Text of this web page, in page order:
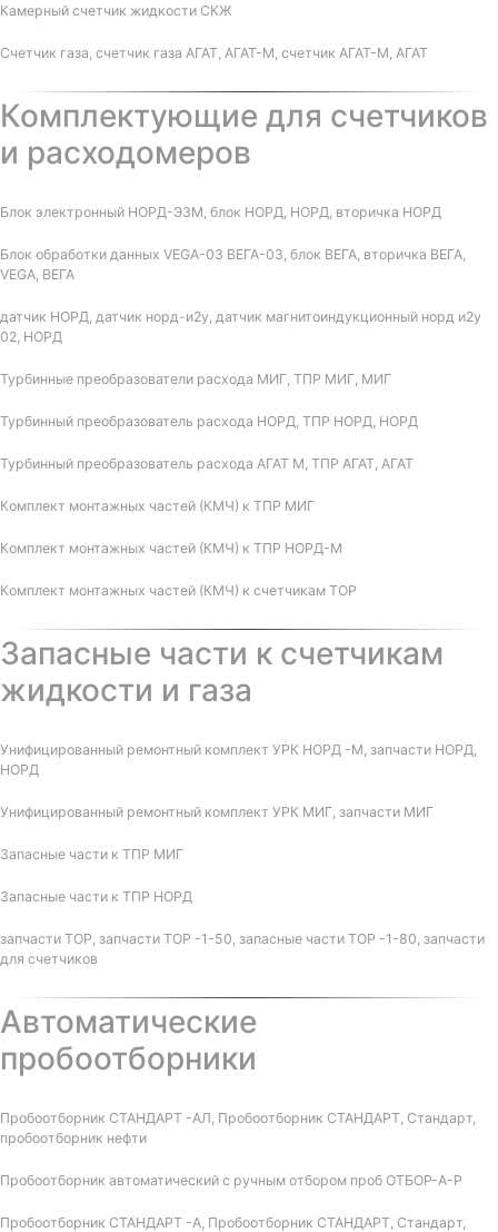
Камерный счетчик жидкости СКЖ
Счетчик газа, счетчик газа АГАТ, АГАТ-М, счетчик АГАТ-М, АГАТ
Комплектующие для счетчиков
и расходомеров
Блок электронный НОРД-Э3М, блок НОРД, НОРД, вторичка НОРД
Блок обработки данных VEGA-03 ВЕГА-03, блок ВЕГА, вторичка ВЕГА,
VEGA, ВЕГА
датчик НОРД, датчик норд-и2у, датчик магнитоиндукционный норд и2у
02, НОРД
Турбинные преобразователи расхода МИГ, ТПР МИГ, МИГ
Турбинный преобразователь расхода НОРД, ТПР НОРД, НОРД
Турбинный преобразователь расхода АГАТ М, ТПР АГАТ, АГАТ
Комплект монтажных частей (КМЧ) к ТПР МИГ
Комплект монтажных частей (КМЧ) к ТПР НОРД-М
Комплект монтажных частей (КМЧ) к счетчикам ТОР
Запасные части к счетчикам
жидкости и газа
Унифицированный ремонтный комплект УРК НОРД -М, запчасти НОРД,
НОРД
Унифицированный ремонтный комплект УРК МИГ, запчасти МИГ
Запасные части к ТПР МИГ
Запасные части к ТПР НОРД
запчасти ТОР, запчасти ТОР -1-50, запасные части ТОР -1-80, запчасти
для счетчиков
Автоматические
пробоотборники
Пробоотборник СТАНДАРТ -АЛ, Пробоотборник СТАНДАРТ, Стандарт,
пробоотборник нефти
Пробоотборник автоматический с ручным отбором проб ОТБОР-А-Р
Пробоотборник СТАНДАРТ -А, Пробоотборник СТАНДАРТ, Стандарт,